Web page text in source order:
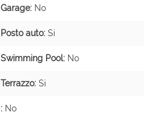
Garage: No
Posto auto: Si
Swimming Pool: No
Terrazzo: Si
: No